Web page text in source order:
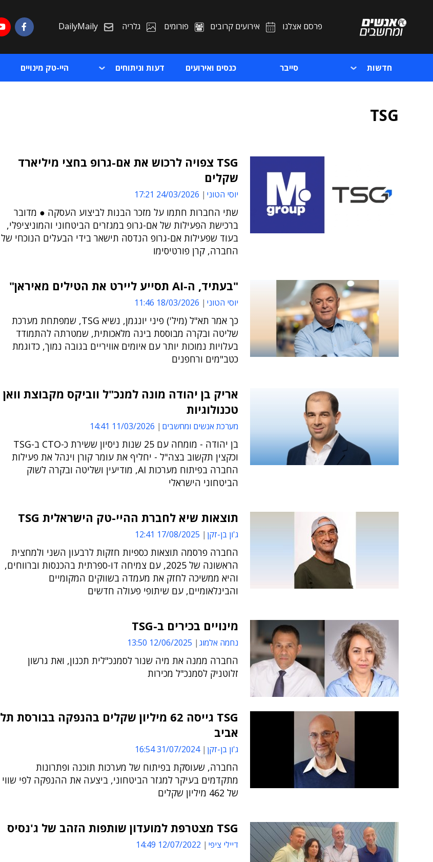
פרסם אצלנו אירועים קרובים פורומים גלריה DailyMaily
חדשות סייבר כנסים ואירועים דעות וניתוחים היי-טק מינויים
TSG
TSG צפויה לרכוש את אם-גרופ בחצי מיליארד
שקלים
יוסי הטוני 24/03/2026 17:21
שתי החברות חתמו על מזכר הבנות לביצוע העסקה ● מדובר
ברכישת הפעילות של אם-גרופ במגזרים הביטחוני והמוניציפלי,
בעוד שפעילות אם-גרופ הנדסה תישאר בידי הבעלים הנוכחי של
החברה, קרן פורטיסימו
"בעתיד, ה-AI תסייע ליירט את הטילים מאיראן"
יוסי הטוני 18/03/2026 11:46
כך אמר תא"ל (מיל') פיני יונגמן, נשיא TSG, שמפתחת מערכת
שליטה ובקרה מבוססת בינה מלאכותית, שמטרתה להתמודד
בעלויות נמוכות יותר עם איומים אוויריים בגובה נמוך, כדוגמת
כטב"מים ורחפנים
אריק בן יהודה מונה למנכ"ל ווביקס מקבוצת וואן
טכנולוגיות
מערכת אנשים ומחשבים 11/03/2026 14:41
בן יהודה - מומחה עם 25 שנות ניסיון ששירת כ-CTO ב-TSG
וכקצין תקשוב בצה"ל - יחליף את עומר קורן וינהל את פעילות
החברה בפיתוח מערכות AI, מודיעין ושליטה ובקרה לשוק
הביטחוני הישראלי
תוצאות שיא לחברת ההיי-טק הישראלית TSG
ג'ון בן-זקן 17/08/2025 12:41
החברה פרסמה תוצאות כספיות חזקות לרבעון השני ולמחצית
הראשונה של 2025, עם צמיחה דו-ספרתית בהכנסות וברווחים,
והיא ממשיכה לחזק את מעמדה בשווקים המקומיים
והבינלאומיים, עם שיתופי פעולה חדשים
מינויים בכירים ב-TSG
נחמה אלמוג 12/06/2025 13:50
החברה ממנה את מיה שנור לסמנכ"לית תכנון, ואת גרשון
זלוטניק לסמנכ"ל מכירות
TSG גייסה 62 מיליון שקלים בהנפקה בבורסת תל
אביב
ג'ון בן-זקן 31/07/2024 16:54
החברה, שעוסקת בפיתוח של מערכות תוכנה ופתרונות
מתקדמים בעיקר למגזר הביטחוני, ביצעה את ההנפקה לפי שווי
של 462 מיליון שקלים
TSG מצטרפת למועדון שותפות הזהב של ג'נסיס
דיילי ציפי 12/07/2022 14:49